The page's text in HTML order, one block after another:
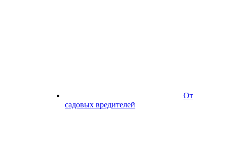
От
садовых вредителей